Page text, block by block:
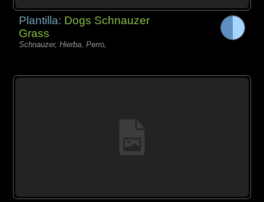
Plantilla: Dogs Schnauzer
Grass
Schnauzer, Hierba, Perro,